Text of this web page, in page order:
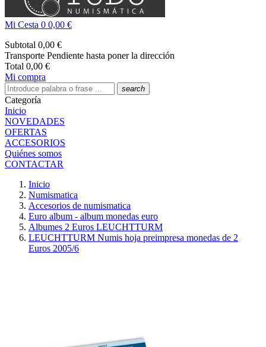
Mi Cesta 0 0,00 €
Subtotal 0,00 €
Transporte Pendiente hasta poner la dirección
Total 0,00 €
Mi compra
search
Categoría
Inicio
NOVEDADES
OFERTAS
ACCESORIOS
Quiénes somos
CONTACTAR
Inicio
Numismatica
Accesorios de numismatica
Euro album - album monedas euro
Albumes 2 Euros LEUCHTTURM
LEUCHTTURM Numis hoja preimpresa monedas de 2
Euros 2005/6